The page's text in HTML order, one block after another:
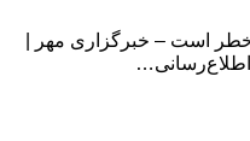
در خطر است – خبرگزاری مهر |
اطلاع‌رسانی…